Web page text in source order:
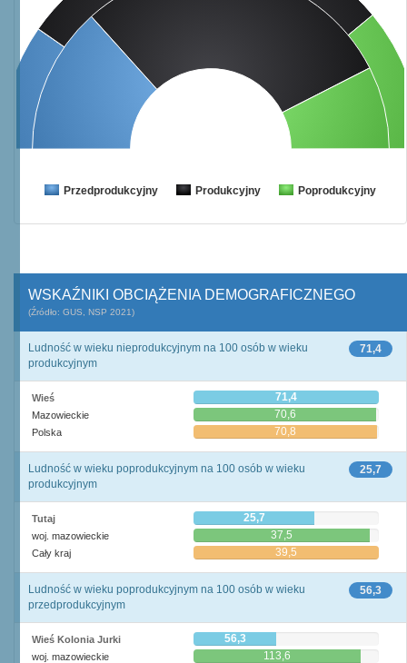
Przedprodukcyjny Produkcyjny Poprodukcyjny
WSKAŹNIKI OBCIĄŻENIA DEMOGRAFICZNEGO
(Źródło: GUS, NSP 2021)
71,4
Ludność w wieku nieprodukcyjnym na 100 osób w wieku
produkcyjnym
Wieś 71,4
Mazowieckie 70,6
Polska 70,8
25,7
Ludność w wieku poprodukcyjnym na 100 osób w wieku
produkcyjnym
Tutaj 25,7
woj. mazowieckie 37,5
Cały kraj 39,5
56,3
Ludność w wieku poprodukcyjnym na 100 osób w wieku
przedprodukcyjnym
Wieś Kolonia Jurki 56,3
woj. mazowieckie 113,6